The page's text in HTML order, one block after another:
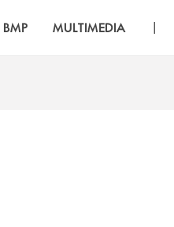
MULTIMEDIA |